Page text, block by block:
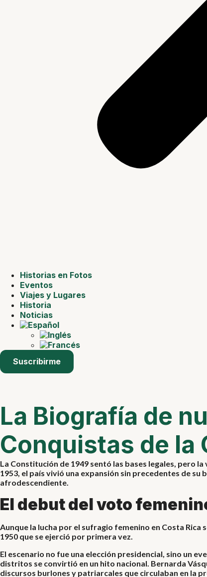
Historias en Fotos
Eventos
Viajes y Lugares
Historia
Noticias
Suscribirme
La Biografía de
Conquistas de la
La Constitución de 1949 sentó las bases legales, pero
1953, el país vivió una expansión sin precedentes de
afrodescendiente.
El debut del voto
Aunque la lucha por el sufragio femenino en Costa Rica
1950 que se ejerció por primera vez.
El escenario no fue una elección presidencial, sino un
distritos se convirtió en un hito nacional. Bernarda
discursos burlones y patriarcales que circulaban en la